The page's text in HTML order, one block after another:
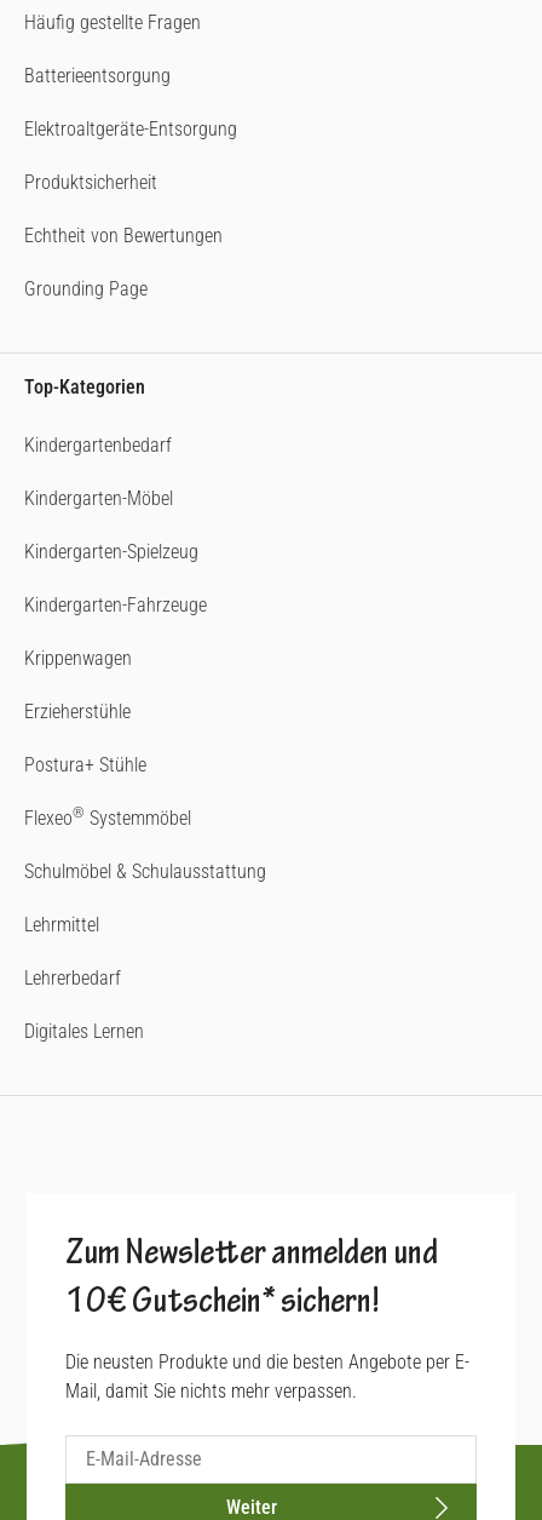
Häufig gestellte Fragen
Batterieentsorgung
Elektroaltgeräte-Entsorgung
Produktsicherheit
Echtheit von Bewertungen
Grounding Page
Top-Kategorien
Kindergartenbedarf
Kindergarten-Möbel
Kindergarten-Spielzeug
Kindergarten-Fahrzeuge
Krippenwagen
Erzieherstühle
Postura+ Stühle
Flexeo® Systemmöbel
Schulmöbel & Schulausstattung
Lehrmittel
Lehrerbedarf
Digitales Lernen
Zum Newsletter anmelden und
10€ Gutschein* sichern!
Die neusten Produkte und die besten Angebote per E-
Mail, damit Sie nichts mehr verpassen.
Weiter